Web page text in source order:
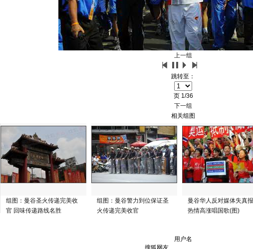
上一组
跳转至：
页 1/36
下一组
相关组图
组图：曼谷圣火传递完美收
官 回味传递路线名胜
组图：曼谷警力到位保证圣
火传递完美收官
曼谷华人反对媒体失真
热情高涨唱国歌(图)
用户名